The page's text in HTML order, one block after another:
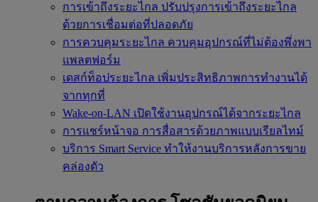
การเข้าถึงระยะไกล ปรับปรุงการเข้าถึงระยะไกล
ด้วยการเชื่อมต่อที่ปลอดภัย
การควบคุมระยะไกล ควบคุมอุปกรณ์ที่ไม่ต้องพึ่งพา
แพลตฟอร์ม
เดสก์ท็อประยะไกล เพิ่มประสิทธิภาพการทำงานได้
จากทุกที่
Wake-on-LAN เปิดใช้งานอุปกรณ์ได้จากระยะไกล
การแชร์หน้าจอ การสื่อสารด้วยภาพแบบเรียลไทม์
บริการ Smart Service ทำให้งานบริการหลังการขาย
คล่องตัว